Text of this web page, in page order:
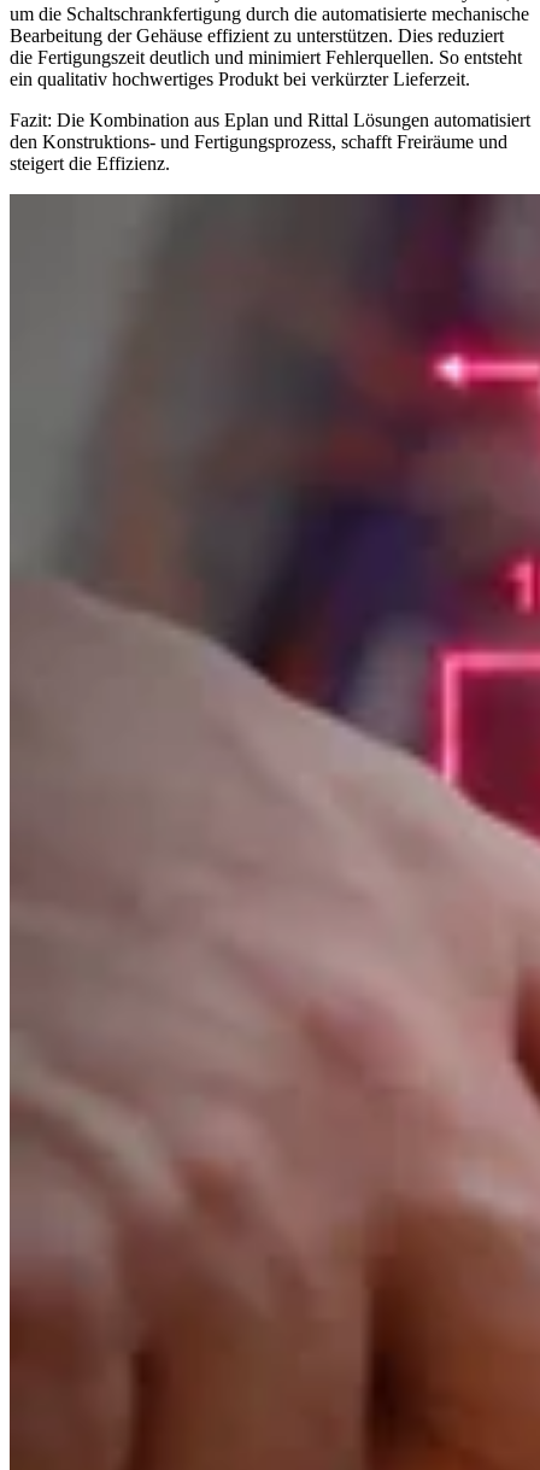
um die Schaltschrankfertigung durch die automatisierte mechanische
Bearbeitung der Gehäuse effizient zu unterstützen. Dies reduziert
die Fertigungszeit deutlich und minimiert Fehlerquellen. So entsteht
ein qualitativ hochwertiges Produkt bei verkürzter Lieferzeit.
Fazit: Die Kombination aus Eplan und Rittal Lösungen automatisiert
den Konstruktions- und Fertigungsprozess, schafft Freiräume und
steigert die Effizienz.